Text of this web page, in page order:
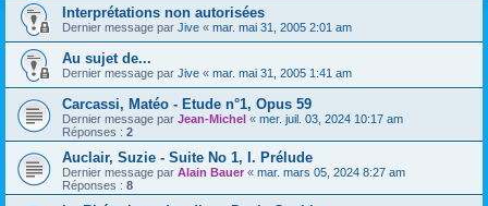
Interprétations non autorisées
Dernier message par Jive « mar. mai 31, 2005 2:01 am
Au sujet de...
Dernier message par Jive « mar. mai 31, 2005 1:41 am
Carcassi, Matéo - Etude n°1, Opus 59
Dernier message par Jean-Michel « mer. juil. 03, 2024 10:17 am
Réponses : 2
Auclair, Suzie - Suite No 1, I. Prélude
Dernier message par Alain Bauer « mar. mars 05, 2024 8:27 am
Réponses : 8